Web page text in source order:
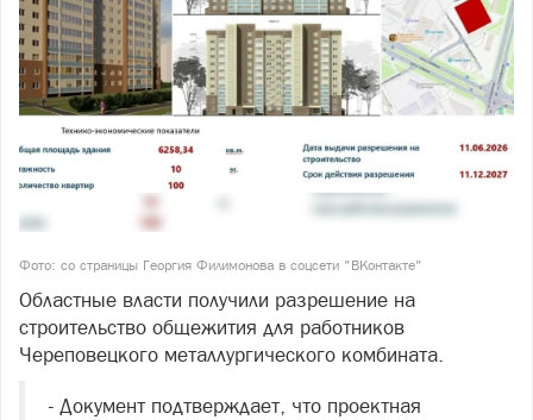
Фото: со страницы Георгия Филимонова в соцсети "ВКонтакте"
Областные власти получили разрешение на
строительство общежития для работников
Череповецкого металлургического комбината.
- Документ подтверждает, что проектная